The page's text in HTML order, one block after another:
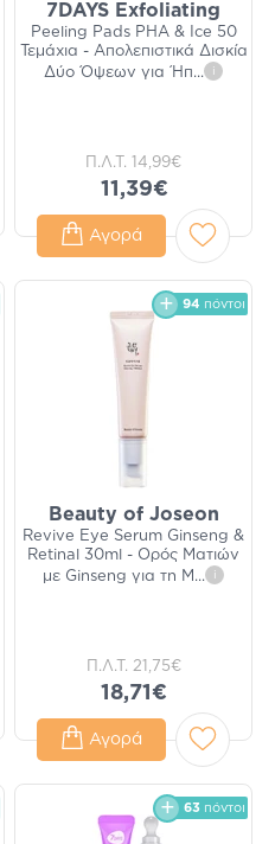
7DAYS Exfoliating
Peeling Pads PHA & Ice 50
Τεμάχια - Απολεπιστικά Δισκία
Δύο Όψεων για Ήπ... i
Π.Λ.Τ. 14,99€
11,39€
Αγορά
94 πόντοι
Beauty of Joseon
Revive Eye Serum Ginseng &
Retinal 30ml - Ορός Ματιών
με Ginseng για τη Μ ... i
Π.Λ.Τ. 21,75€
18,71€
Αγορά
63 πόντοι